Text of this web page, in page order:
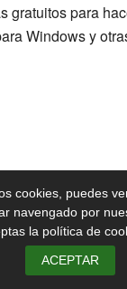
gratuitos para
Windows y
cookies, puedes
navengado por
la política de
ACEPTAR